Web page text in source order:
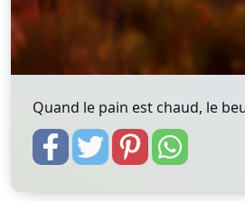
Quand le pain est chaud, le